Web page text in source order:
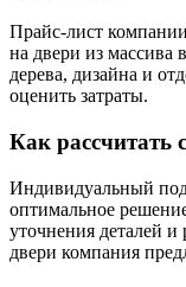
Прайс-лист
на двери из массива
дерева, дизайна и
оценить затраты.
Как рассчитать
Индивидуальный
оптимальное
уточнения деталей и
двери компания